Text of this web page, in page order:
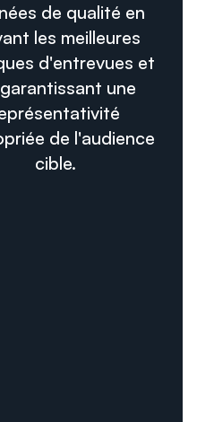
de qualité en
les meilleures
d'entrevues et
une
de l'audience
cible.